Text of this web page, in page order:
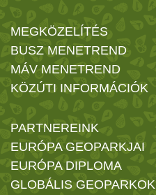
MEGKÖZELÍTÉS
BUSZ MENETREND
MÁV MENETREND
KÖZÚTI INFORMÁCIÓK
PARTNEREINK
EURÓPA GEOPARKJAI
EURÓPA DIPLOMA
GLOBÁLIS GEOPARKOK